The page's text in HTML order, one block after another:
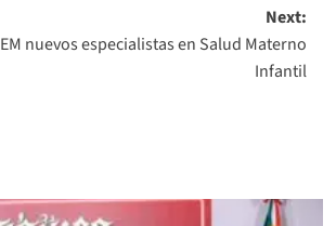
Next:
nuevos especialistas en Salud Materno
Infantil